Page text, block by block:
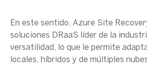
En este sentido, Azure Site
soluciones DRaaS líder de la
versatilidad, lo que le permite
locales, híbridos y de múltiples